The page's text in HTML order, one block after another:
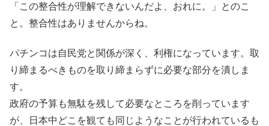
「この整合性が理解できないんだよ、おれに。」とのこ
と。整合性はありませんからね。
パチンコは自民党と関係が深く、利権になっています。取
り締まるべきものを取り締まらずに必要な部分を潰しま
す。
政府の予算も無駄を残して必要なところを削っています
が、日本中どこを観ても同じようなことが行われているも